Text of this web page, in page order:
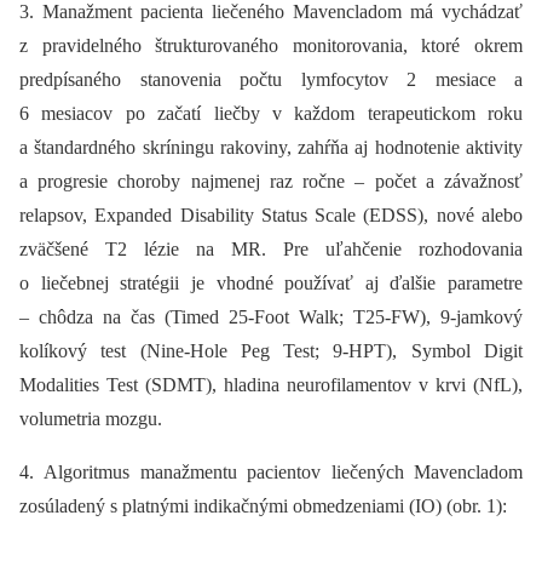
3. Manažment pacienta liečeného Mavencladom má vychádzať
z pravidelného štrukturovaného monitorovania, ktoré okrem
predpísaného stanovenia počtu lymfocytov 2 mesiace a
6 mesiacov po začatí liečby v každom terapeutickom roku
a štandardného skríningu rakoviny, zahŕňa aj hodnotenie aktivity
a progresie choroby najmenej raz ročne –⁠ počet a závažnosť
relapsov, Expanded Disability Status Scale (EDSS), nové alebo
zväčšené T2 lézie na MR. Pre uľahčenie rozhodovania
o liečebnej stratégii je vhodné používať aj ďalšie parametre
–⁠ chôdza na čas (Timed 25-Foot Walk; T25-FW), 9-jamkový
kolíkový test (Nine-Hole Peg Test; 9-HPT), Symbol Digit
Modalities Test (SDMT), hladina neurofilamentov v krvi (NfL),
volumetria mozgu.
4. Algoritmus manažmentu pacientov liečených Mavencladom
zosúladený s platnými indikačnými obmedzeniami (IO) (obr. 1):